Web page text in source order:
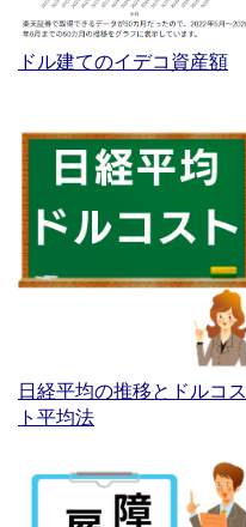
ドル建てのイデコ資産額
日経平均の推移とドルコス
ト平均法